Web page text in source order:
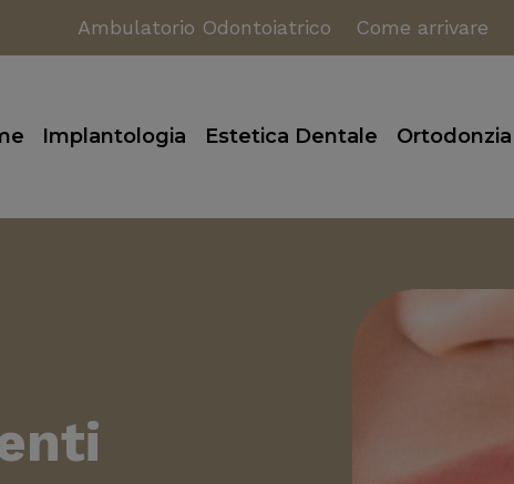
Ambulatorio Odontoiatrico Come arrivare
Implantologia Estetica Dentale Ortodonzia